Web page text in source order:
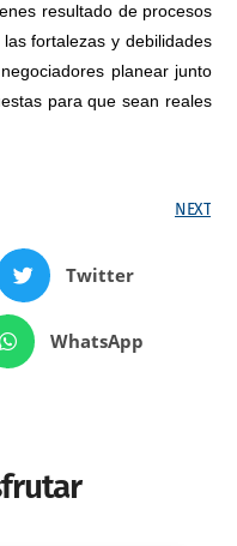
resultado de procesos
fortalezas y debilidades
planear junto
para que sean reales
NEXT
Twitter
WhatsApp